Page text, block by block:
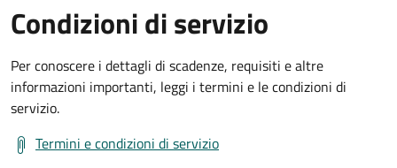
Condizioni di servizio
Per conoscere i dettagli di scadenze, requisiti e altre
informazioni importanti, leggi i termini e le condizioni di
servizio.
Termini e condizioni di servizio